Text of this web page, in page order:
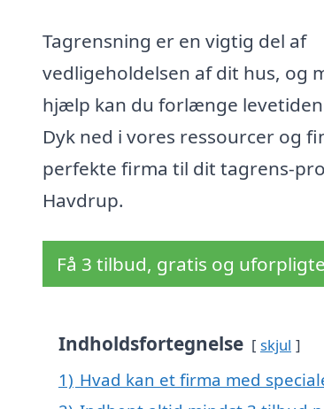
Tagrensning er en vigtig del af
vedligeholdelsen af dit hus, og
hjælp kan du forlænge
Dyk ned i vores ressourcer og
perfekte firma til dit tagrens-
Havdrup.
Få 3 tilbud, gratis og
Indholdsfortegnelse skjul
1) Hvad kan et firma med